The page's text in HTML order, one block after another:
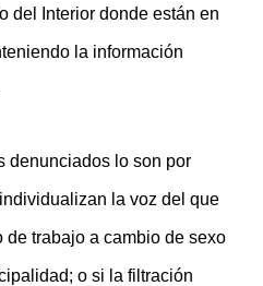
del Interior donde están en
la información
denunciados lo son por
la voz del que
de trabajo a cambio de sexo
o si la filtración